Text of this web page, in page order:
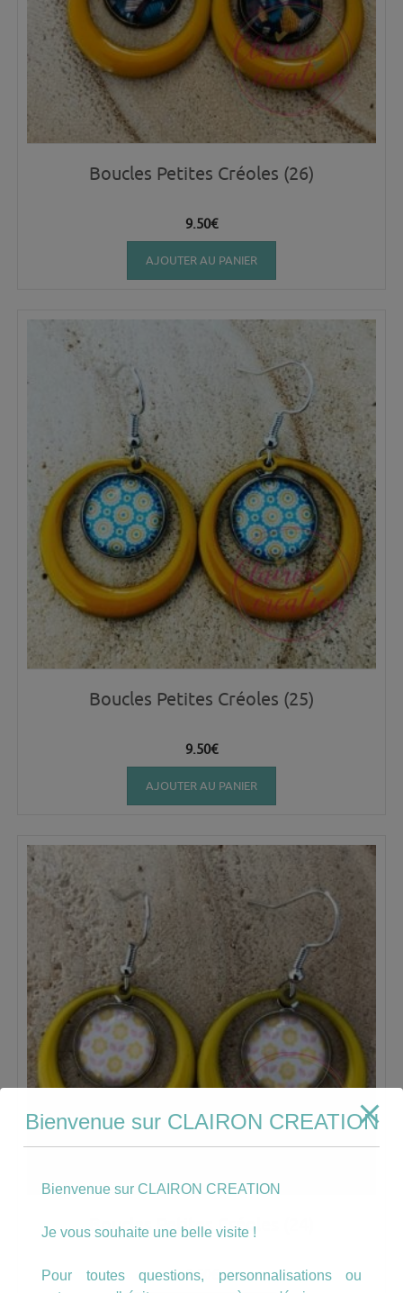
Boucles Petites Créoles (26)
9.50€
AJOUTER AU PANIER
Boucles Petites Créoles (25)
9.50€
AJOUTER AU PANIER
Boucles Petites Créoles (24)
9.50
Bienvenue sur CLAIRON CREATION
Bienvenue sur CLAIRON CREATION
Je vous souhaite une belle visite !
Pour toutes questions, personnalisations ou